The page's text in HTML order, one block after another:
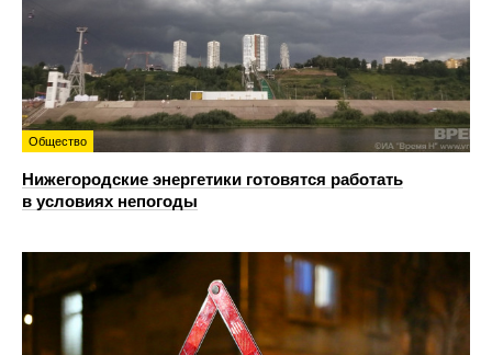
Общество
Нижегородские энергетики готовятся работать
в условиях непогоды